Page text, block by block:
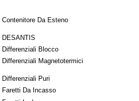
Contenitore Da Esteno
DESANTIS
Differenziali Blocco
Differenziali Magnetotermici
Differenziali Puri
Faretti Da Incasso